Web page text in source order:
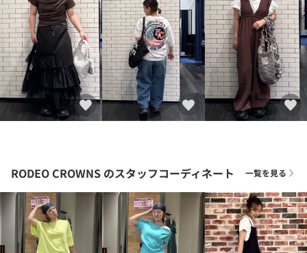
RODEO CROWNS のスタッフコーディネート 一覧を見る